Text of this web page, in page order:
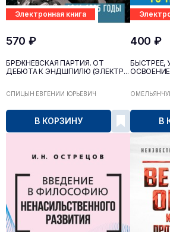
Электронная книга
570 ₽
БРЕЖНЕВСКАЯ ПАРТИЯ. ОТ
ДЕБЮТА К ЭНДШПИЛЮ (ЭЛЕКТР...
СПИЦЫН ЕВГЕНИЙ ЮРЬЕВИЧ
В КОРЗИНУ
400 ₽
БЫСТРЕЕ,
В